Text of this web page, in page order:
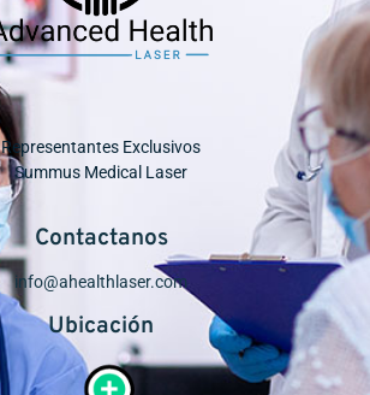
Representantes Exclusivos
Summus Medical Laser
Contactanos
info@ahealthlaser.com
Ubicación